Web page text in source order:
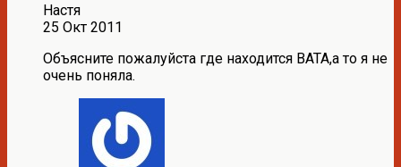
Настя
25 Окт 2011
Объясните пожалуйста где находится ВАТА,а то я не
очень поняла.